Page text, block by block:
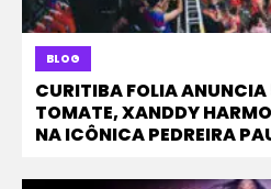
BLOG
CURITIBA FOLIA
TOMATE, XANDDY
NA ICÔNICA PEDREIRA